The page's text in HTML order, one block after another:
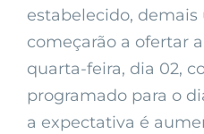
estabelecido,
começarão a ofertar
quarta-feira, dia 02,
programado para o
a expectativa é